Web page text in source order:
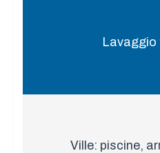
Ville: piscine,